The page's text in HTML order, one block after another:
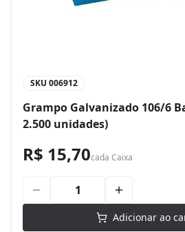
SKU 006912
Grampo Galvanizado 106/6
2.500 unidades)
R$ 15,70cada Caixa
Adicionar ao